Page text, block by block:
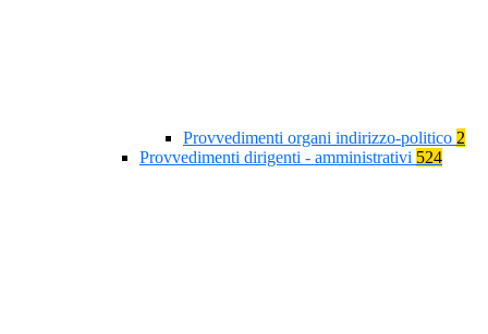
Provvedimenti organi indirizzo-politico 2
Provvedimenti dirigenti - amministrativi 524